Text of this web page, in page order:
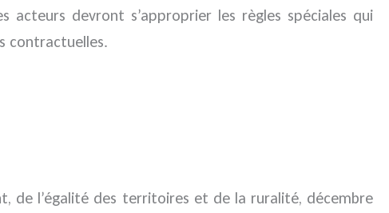
devront s’approprier les règles spéciales qui
contractuelles.
de l’égalité des territoires et de la ruralité, décembre